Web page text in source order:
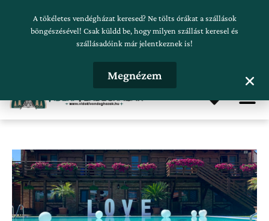
Szálláskeresés beküldése
A tökéletes vendégházat keresed? Ne tölts órákat a szállások
böngészésével! Csak küldd be, hogy milyen szállást keresel és
szállásadóink már jelentkeznek is!
Megnézem